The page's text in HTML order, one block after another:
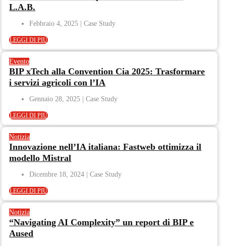
L.A.B.
Febbraio 4, 2025
LEGGI DI PIÙ
Evento
BIP xTech alla Convention Cia 2025: Trasformare
i servizi agricoli con l’IA
Gennaio 28, 2025
LEGGI DI PIÙ
Notizia
Innovazione nell’IA italiana: Fastweb ottimizza il
modello Mistral
Dicembre 18, 2024
LEGGI DI PIÙ
Notizia
“Navigating AI Complexity” un report di BIP e
Aused